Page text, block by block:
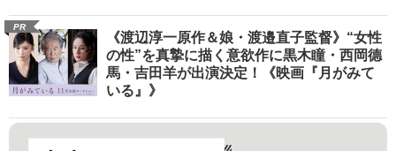
PR
《渡辺淳一原作＆娘・渡邉直子監督》“女性
の性”を真摯に描く意欲作に黒木瞳・西岡德
馬・吉田羊が出演決定！《映画『月がみて
いる』》